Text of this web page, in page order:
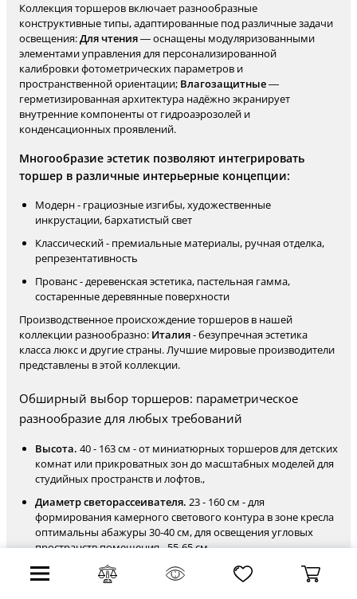
Коллекция торшеров включает разнообразные
конструктивные типы, адаптированные под различные задачи
освещения:Для чтения— оснащены модуляризованными
элементами управления для персонализированной
калибровки фотометрических параметров и
пространственной ориентации; Влагозащитные—
герметизированная архитектура надёжно экранирует
внутренние компоненты от гидроаэрозолей и
конденсационных проявлений.
Многообразие эстетик позволяют интегрировать
торшер в различные интерьерные концепции:
Модерн - грациозные изгибы, художественные
инкрустации, бархатистый свет
Классический - премиальные материалы, ручная отделка,
репрезентативность
Прованс - деревенская эстетика, пастельная гамма,
состаренные деревянные поверхности
Производственное происхождение торшеров в нашей
коллекции разнообразно: Италия- безупречная эстетика
класса люкс и другие страны. Лучшие мировые производители
представлены в этой коллекции.
Обширный выбор торшеров: параметрическое
разнообразие для любых требований
Высота. 40 - 163 см - от миниатюрных торшеров для детских
комнат или прикроватных зон до масштабных моделей для
студийных пространств и лофтов.,
Диаметр светорассеивателя. 23 - 160 см - для
формирования камерного светового контура в зоне кресла
оптимальны абажуры 30-40 см, для освещения угловых
пространств помещения - 55-65 см.,
Критерии подбора оптимального торшера для вашего